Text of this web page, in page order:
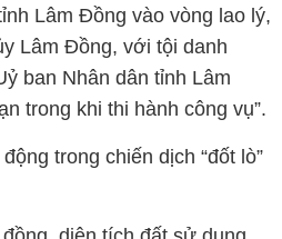
Lâm Đồng vào vòng lao lý,
Lâm Đồng, với tội danh
ban Nhân dân tỉnh Lâm
trong khi thi hành công vụ”.
trong chiến dịch “đốt lò”